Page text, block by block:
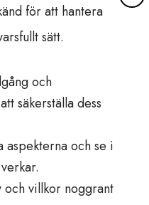
för att hantera
sätt.
och
säkerställa dess
aspekterna och se i
och villkor noggrant